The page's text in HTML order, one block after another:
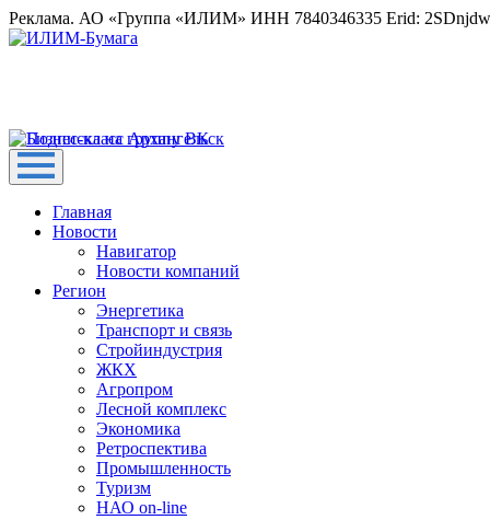
Реклама. АО «Группа «ИЛИМ» ИНН 7840346335 Erid:
Главная
Новости
Навигатор
Новости компаний
Регион
Энергетика
Транспорт и связь
Стройиндустрия
ЖКХ
Агропром
Лесной комплекс
Экономика
Ретроспектива
Промышленность
Туризм
НАО on-line